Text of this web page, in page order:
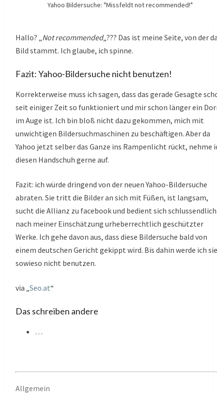
Yahoo Bildersuche: "Missfeldt not recommended!"
Hallo? „ Not recommended„??? Das ist meine Seite, von der
Bild stammt. Ich glaube, ich spinne.
Fazit: Yahoo-Bildersuche nicht benutzen!
Korrekterweise muss ich sagen, dass das gerade Gesagte
seit einiger Zeit so funktioniert und mir schon länger ein
im Auge ist. Ich bin bloß nicht dazu gekommen, mich mit
unwichtigen Bildersuchmaschinen zu beschäftigen. Aber da
Yahoo jetzt selber das Ganze ins Rampenlicht rückt, nehme
diesen Handschuh gerne auf.
Fazit: ich würde dringend von der neuen Yahoo-Bildersuche
abraten. Sie tritt die Bilder an sich mit Füßen, ist langsam,
sucht die Allianz zu facebook und bedient sich schlussendlich
nach meiner Einschätzung urheberrechtlich geschützter
Werke. Ich gehe davon aus, dass diese Bildersuche bald von
einem deutschen Gericht gekippt wird. Bis dahin werde ich sie
sowieso nicht benutzen.
via „ Seo.at“
Das schreiben andere
…
Allgemein